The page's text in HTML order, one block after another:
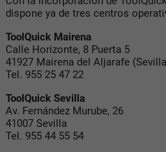
dispone ya de tres centros
ToolQuick Mairena
Calle Horizonte, 8 Puerta 5
41927 Mairena del Aljarafe
Tel. 955 25 47 22
ToolQuick Sevilla
Av. Fernández Murube, 26
41007 Sevilla
Tel. 955 44 55 54